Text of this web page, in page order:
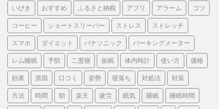
いびき おすすめ ふるさと納税 アプリ アラーム コツ
コーヒー ショートスリーパー ストレス ストレッチ
スマホ ダイエット パナソニック パーキングメーター
レム睡眠 予防 二度寝 仮眠 体内時計 使い方 価格
効果 原因 口コミ 姿勢 寝落ち 対処法 対策
方法 時間 朝 楽天 疲労 眠気 睡眠 睡眠時間